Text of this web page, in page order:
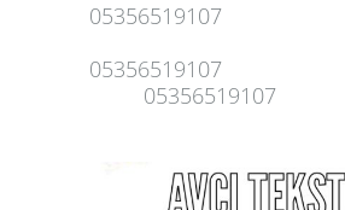
05356519107
05356519107
05356519107